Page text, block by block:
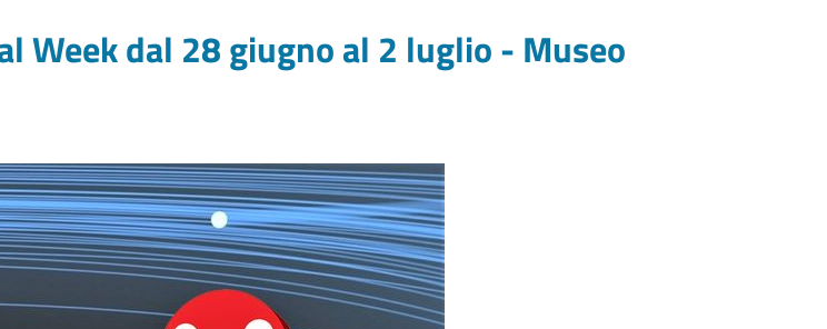
Week dal 28 giugno al 2 luglio - Museo